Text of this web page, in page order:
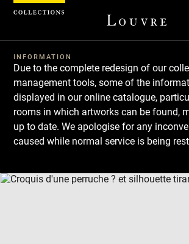
INFORMATION
Due to the complete redesign of our
management tools, some of the
displayed in our online catalogue,
rooms in which artworks can be found,
up to date. We apologise for any
caused while normal service is being
Download
Next
Previous
Cookies management panel